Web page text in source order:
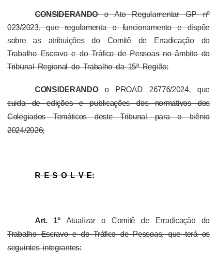
CONSIDERANDOo Ato Regulamentar GP nº
023/2023, que regulamenta o funcionamento e dispõe
sobre as atribuições do Comitê de Erradicação do
Trabalho Escravo e do Tráfico de Pessoas no âmbito do
Tribunal Regional do Trabalho da 15ª Região;
CONSIDERANDOo PROAD26776/2024, que
cuida de edições e publicações dos normativos dos
Colegiados Temáticos deste Tribunal para o biênio
2024/2026;
R E S O L V E:
Art. 1ºAtualizar o Comitê de Erradicação do
Trabalho Escravo e do Tráfico de Pessoas, que terá os
seguintes integrantes: